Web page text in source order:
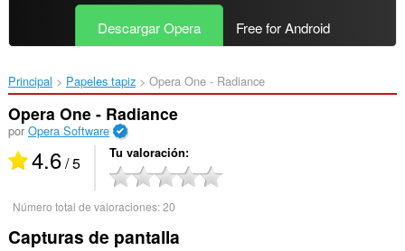
Descargar Opera Free for Android
Principal Papeles tapiz Opera One - Radiance‎
Opera One - Radiance
por Opera Software
4.6/ 5 Tu valoración
Número total de valoraciones:20
Capturas de pantalla